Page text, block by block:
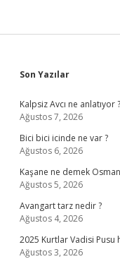
Sidebar
Son Yazılar
Kalpsiz Avcı ne anlatıyor ?
Ağustos 7, 2026
Bici bici icinde ne var ?
Ağustos 6, 2026
Kaşane ne demek
Ağustos 5, 2026
Avangart tarz nedir ?
Ağustos 4, 2026
2025 Kurtlar Vadisi Pusu
Ağustos 3, 2026